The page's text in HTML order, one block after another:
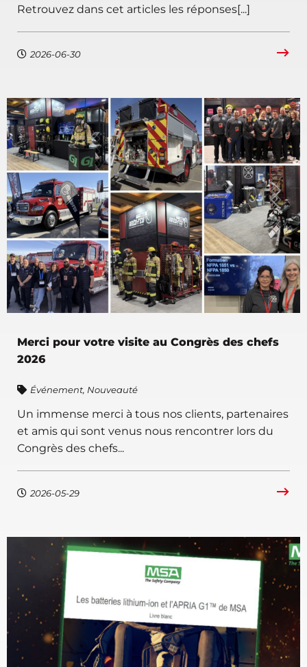
Retrouvez dans cet articles les réponses[...]
2026-06-30
Merci pour votre visite au Congrès des chefs
2026
Événement, Nouveauté
Un immense merci à tous nos clients, partenaires
et amis qui sont venus nous rencontrer lors du
Congrès des chefs...
2026-05-29